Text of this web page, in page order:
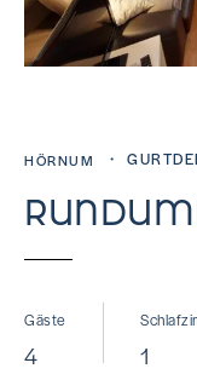
HÖRNUM ・
Gäste
4 1